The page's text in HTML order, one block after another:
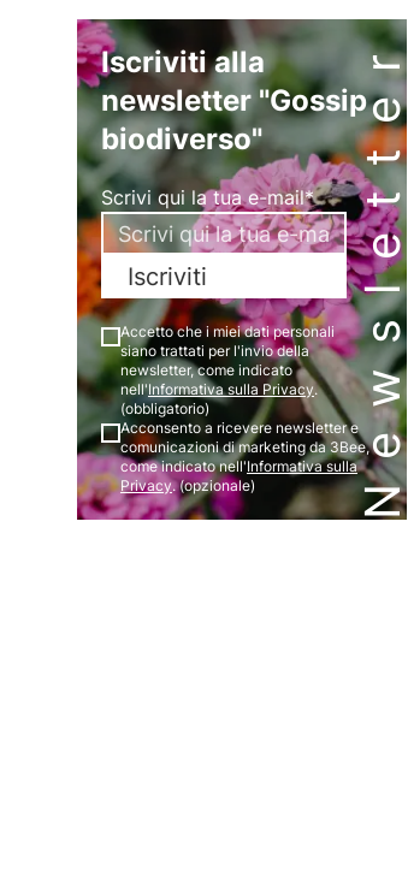
Newsletter
Iscriviti alla
newsletter "Gossip
biodiverso"
Scrivi qui la tua e-mail*
Iscriviti
Accetto che i miei dati personali
siano trattati per l'invio della
newsletter, come indicato
nell'Informativa sulla Privacy.
(obbligatorio)
Acconsento a ricevere newsletter e
comunicazioni di marketing da 3Bee,
come indicato nell'Informativa sulla
Privacy. (opzionale)